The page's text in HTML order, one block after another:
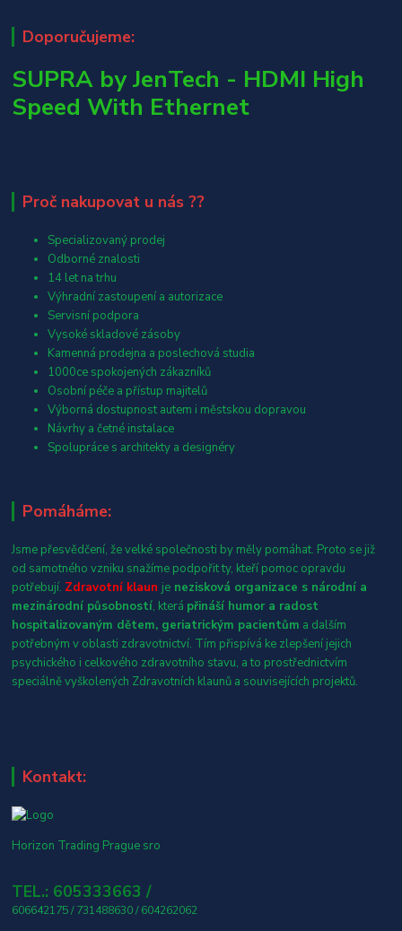
Doporučujeme:
SUPRA by JenTech - HDMI High
Speed With Ethernet
Proč nakupovat u nás ??
Specializovaný prodej
Odborné znalosti
14 let na trhu
Výhradní zastoupení a autorizace
Servisní podpora
Vysoké skladové zásoby
Kamenná prodejna a poslechová studia
1000ce spokojených zákazníků
Osobní péče a přístup majitelů
Výborná dostupnost autem i městskou dopravou
Návrhy a četné instalace
Spolupráce s architekty a designéry
Pomáháme:
Jsme přesvědčení, že velké společnosti by měly pomáhat. Proto se již
od samotného vzniku snažíme podpořit ty, kteří pomoc opravdu
potřebují. Zdravotní klaun je nezisková organizace s národní a
mezinárodní působností, která přináší humor a radost
hospitalizovaným dětem, geriatrickým pacientům a dalším
potřebným v oblasti zdravotnictví. Tím přispívá ke zlepšení jejich
psychického i celkového zdravotního stavu, a to prostřednictvím
speciálně vyškolených Zdravotních klaunů a souvisejících projektů.
Kontakt:
Horizon Trading Prague sro
TEL.: 605333663 /
606642175 / 731488630 / 604262062